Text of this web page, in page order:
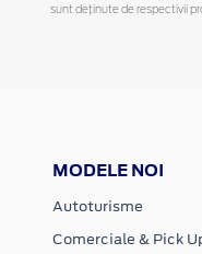
sunt deținute de respectivii
MODELE NOI
Autoturisme
Comerciale & Pick